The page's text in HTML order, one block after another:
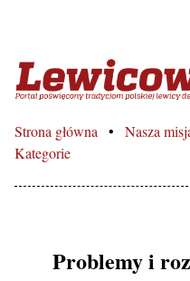
Lewicowo.pl
Strona główna Nasza
Kategorie
Problemy i